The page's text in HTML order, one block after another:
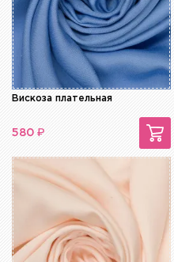
Вискоза плательная
580 ₽